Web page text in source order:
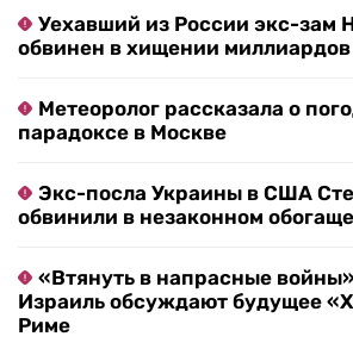
Уехавший из России экс-зам
обвинен в хищении миллиардов
Метеоролог рассказала о
парадоксе в Москве
Экс-посла Украины в США
обвинили в незаконном
«Втянуть в напрасные
Израиль обсуждают будущее
Риме